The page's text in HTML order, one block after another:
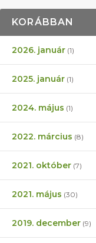
KORÁBBAN
2026. január (1)
2025. január (1)
2024. május (1)
2022. március (8)
2021. október (7)
2021. május (30)
2019. december (9)